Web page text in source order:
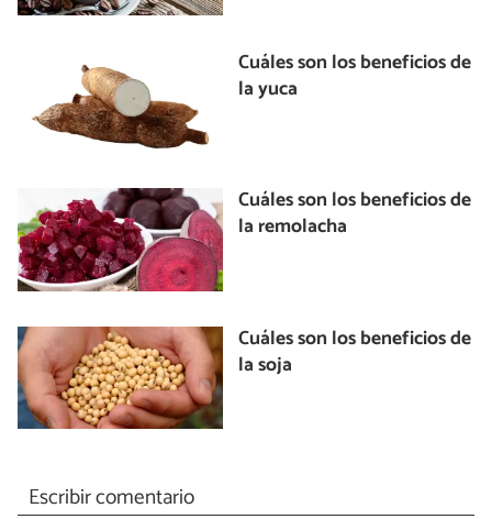
Cuáles son los beneficios de
la yuca
Cuáles son los beneficios de
la remolacha
Cuáles son los beneficios de
la soja
Escribir comentario